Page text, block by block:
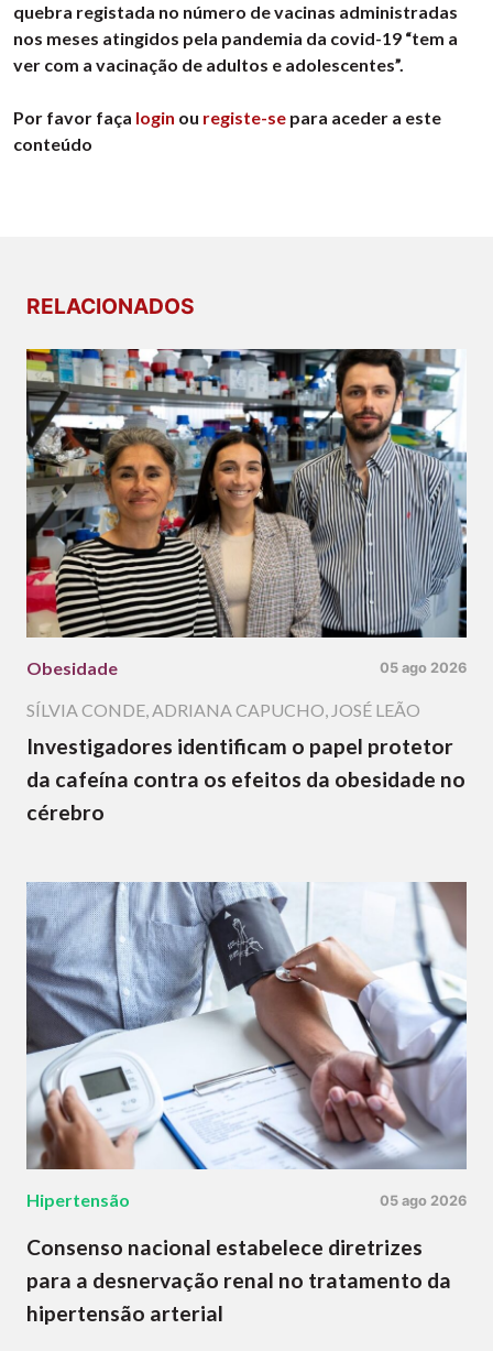
quebra registada no número de vacinas administradas
nos meses atingidos pela pandemia da covid-19 “tem a
ver com a vacinação de adultos e adolescentes”.
Por favor faça login ou registe-se para aceder a este
conteúdo
RELACIONADOS
Obesidade 05 ago 2026
SÍLVIA CONDE,ADRIANA CAPUCHO, JOSÉ LEÃO
Investigadores identificam o papel protetor
da cafeína contra os efeitos da obesidade no
cérebro
Hipertensão 05 ago 2026
Consenso nacional estabelece diretrizes
para a desnervação renal no tratamento da
hipertensão arterial